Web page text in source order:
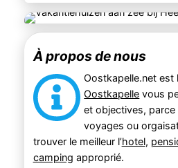
À propos de nous
Oostkapelle.net est
Oostkapelle vous
et objectives, parce
voyages ou
trouver le meilleur l’hotel,
camping approprié.